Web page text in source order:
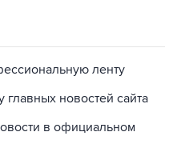
ленту
главных новостей сайта
в официальном